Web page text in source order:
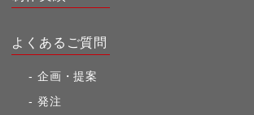
よくあるご質問
企画・提案
発注